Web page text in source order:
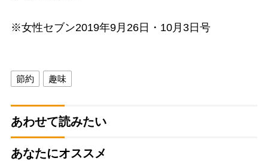
※女性セブン2019年9月26日・10月3日号
節約 趣味
あわせて読みたい
あなたにオススメ